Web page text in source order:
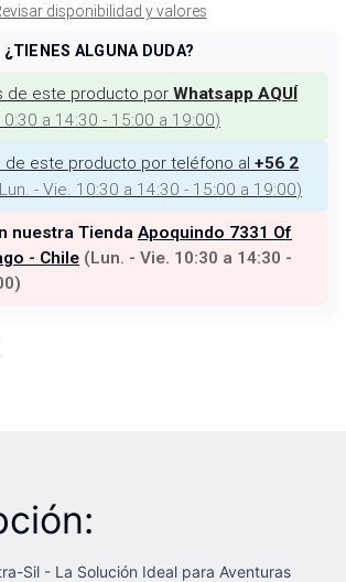
disponibilidad y valores
¿TIENES ALGUNA DUDA?
de este producto por Whatsapp AQUÍ
a 14:30 - 15:00 a 19:00)
de este producto por teléfono al +56 2
Lun. - Vie. 10:30 a 14:30 - 15:00 a 19:00)
nuestra Tienda Apoquindo 7331 Of
- Chile (Lun. - Vie. 10:30 a 14:30 -
)
Sil - La Solución Ideal para Aventuras